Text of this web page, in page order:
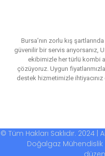
Bursa’nın zorlu kış
güvenilir bir servis arıyorsanız,
ekibimizle her türlü kombi
çözüyoruz. Uygun
destek hizmetimizle ihtiyacınız
© Tüm Hakları Saklıdır. 2024 |
Doğalgaz